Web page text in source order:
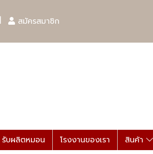
สมัครสมาชิก
รับผลิตหมอน โรงงานของเรา สินค้า